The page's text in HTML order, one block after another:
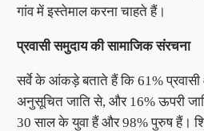
गांव में इस्तेमाल करना चाहते हैं।
प्रवासी समुदाय की सामाजिक संरचना
सर्वे के आंकड़े बताते हैं कि 61% प्रवासी
अनुसूचित जाति से, और 16% ऊपरी
30 साल के युवा हैं और 98% पुरुष हैं।